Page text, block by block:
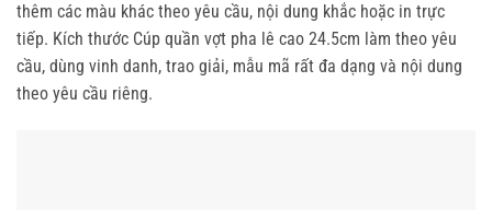
thêm các màu khác theo yêu cầu, nội dung khắc hoặc in trực
tiếp. Kích thước Cúp quần vợt pha lê cao 24.5cm làm theo yêu
cầu, dùng vinh danh, trao giải, mẫu mã rất đa dạng và nội dung
theo yêu cầu riêng.